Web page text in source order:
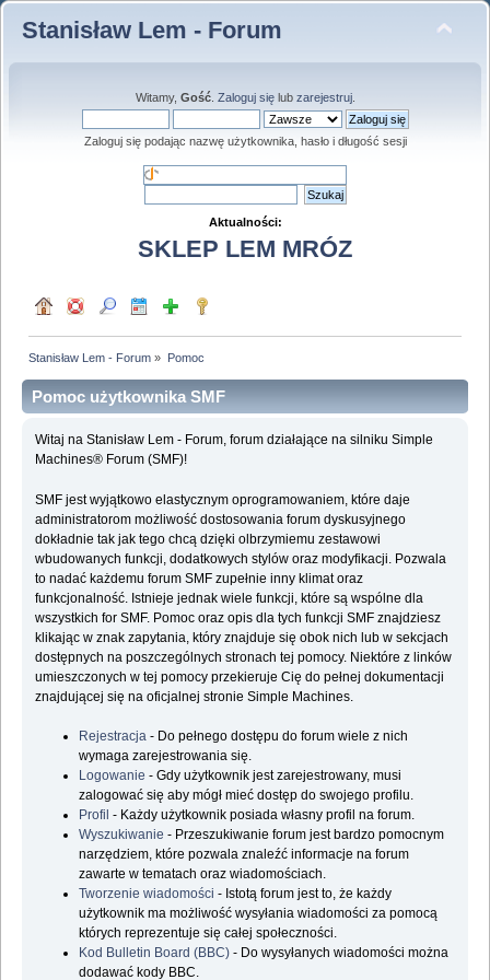
Stanisław Lem - Forum
Witamy, Gość. Zaloguj sięlub zarejestruj.
Zaloguj się podając nazwę użytkownika, hasło i długość sesji
Aktualności:
SKLEP LEM MRÓZ
Stanisław Lem - Forum » Pomoc
Pomoc użytkownika SMF
Witaj na Stanisław Lem - Forum, forum działające na silniku Simple
Machines® Forum (SMF)!
SMF jest wyjątkowo elastycznym oprogramowaniem, które daje
administratorom możliwość dostosowania forum dyskusyjnego
dokładnie tak jak tego chcą dzięki olbrzymiemu zestawowi
wbudowanych funkcji, dodatkowych stylów oraz modyfikacji. Pozwala
to nadać każdemu forum SMF zupełnie inny klimat oraz
funkcjonalność. Istnieje jednak wiele funkcji, które są wspólne dla
wszystkich for SMF. Pomoc oraz opis dla tych funkcji SMF znajdziesz
klikając w znak zapytania, który znajduje się obok nich lub w sekcjach
dostępnych na poszczególnych stronach tej pomocy. Niektóre z linków
umieszczonych w tej pomocy przekieruje Cię do pełnej dokumentacji
znajdującej się na oficjalnej stronie Simple Machines.
Rejestracja - Do pełnego dostępu do forum wiele z nich
wymaga zarejestrowania się.
Logowanie - Gdy użytkownik jest zarejestrowany, musi
zalogować się aby mógł mieć dostęp do swojego profilu.
Profil - Każdy użytkownik posiada własny profil na forum.
Wyszukiwanie - Przeszukiwanie forum jest bardzo pomocnym
narzędziem, które pozwala znaleźć informacje na forum
zawarte w tematach oraz wiadomościach.
Tworzenie wiadomości - Istotą forum jest to, że każdy
użytkownik ma możliwość wysyłania wiadomości za pomocą
których reprezentuje się całej społeczności.
Kod Bulletin Board (BBC) - Do wysyłanych wiadomości można
dodawać kody BBC.